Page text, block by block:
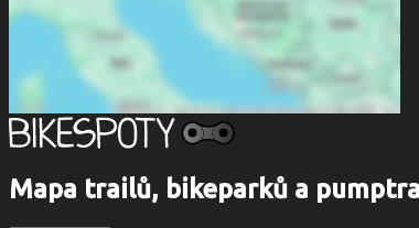
Mapa trailů, bikeparků a